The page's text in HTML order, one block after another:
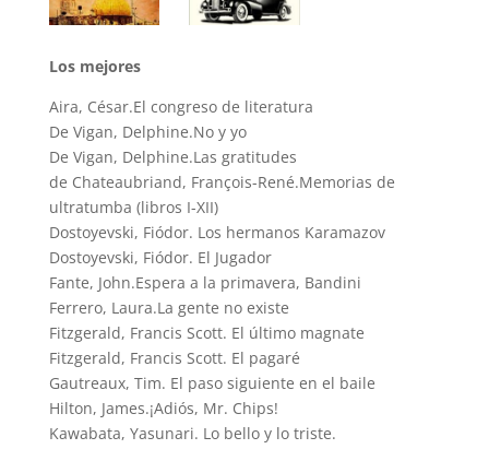
Los mejores
Aira, César.El congreso de literatura
De Vigan, Delphine.No y yo
De Vigan, Delphine.Las gratitudes
de Chateaubriand, François-René.Memorias de
ultratumba (libros I-XII)
Dostoyevski, Fiódor. Los hermanos Karamazov
Dostoyevski, Fiódor. El Jugador
Fante, John.Espera a la primavera, Bandini
Ferrero, Laura.La gente no existe
Fitzgerald, Francis Scott. El último magnate
Fitzgerald, Francis Scott. El pagaré
Gautreaux, Tim. El paso siguiente en el baile
Hilton, James.¡Adiós, Mr. Chips!
Kawabata, Yasunari. Lo bello y lo triste.